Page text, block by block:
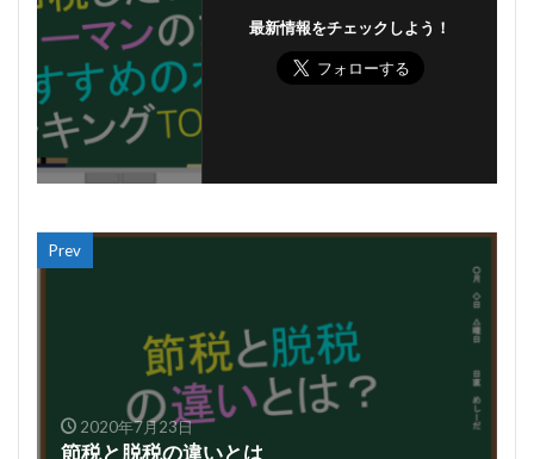
最新情報をチェックしよう！
Prev
2020年7月23日
節税と脱税の違いとは